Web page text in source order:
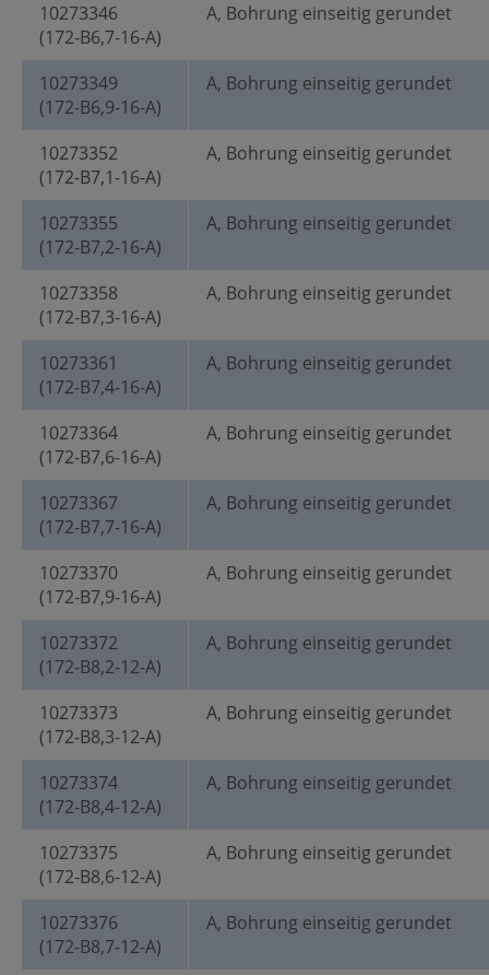
10273346
(172-B6,7-16-A)
A, Bohrung einseitig gerundet
10273349
(172-B6,9-16-A)
A, Bohrung einseitig gerundet
10273352
(172-B7,1-16-A)
A, Bohrung einseitig gerundet
10273355
(172-B7,2-16-A)
A, Bohrung einseitig gerundet
10273358
(172-B7,3-16-A)
A, Bohrung einseitig gerundet
10273361
(172-B7,4-16-A)
A, Bohrung einseitig gerundet
10273364
(172-B7,6-16-A)
A, Bohrung einseitig gerundet
10273367
(172-B7,7-16-A)
A, Bohrung einseitig gerundet
10273370
(172-B7,9-16-A)
A, Bohrung einseitig gerundet
10273372
(172-B8,2-12-A)
A, Bohrung einseitig gerundet
10273373
(172-B8,3-12-A)
A, Bohrung einseitig gerundet
10273374
(172-B8,4-12-A)
A, Bohrung einseitig gerundet
10273375
(172-B8,6-12-A)
A, Bohrung einseitig gerundet
10273376
(172-B8,7-12-A)
A, Bohrung einseitig gerundet